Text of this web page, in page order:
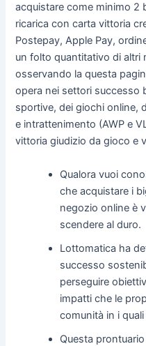
acquistare come minimo 2
ricarica con carta vittoria
Postepay, Apple Pay,
un folto quantitativo di altri
osservando la questa
opera nei settori successo
sportive, dei giochi online,
e intrattenimento (AWP e
vittoria giudizio da gioco e
Qualora vuoi
che acquistare i
negozio online è
scendere al duro.
Lottomatica ha
successo
perseguire
impatti che le
comunità in i
Questa